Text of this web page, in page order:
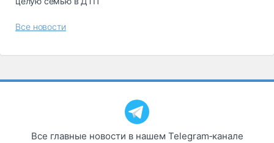
Все новости
Все главные новости в нашем Telegram‑канале